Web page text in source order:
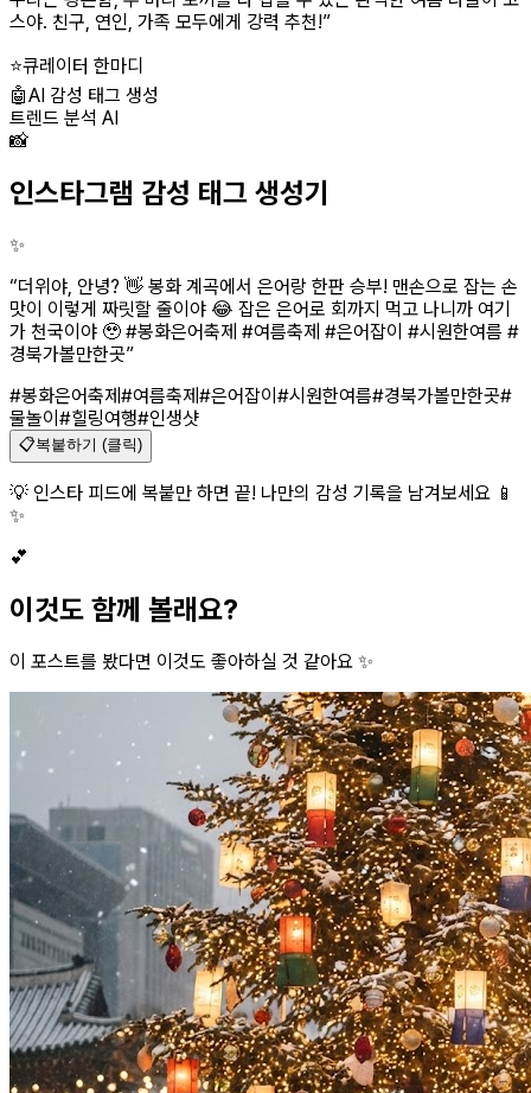
스야. 친구, 연인, 가족 모두에게 강력 추천!”
⭐큐레이터 한마디
🤖AI 감성 태그 생성
트렌드 분석 AI
📸
인스타그램 감성 태그 생성기
✨
“더위야, 안녕? 👋 봉화 계곡에서 은어랑 한판 승부! 맨손으로 잡는 손
맛이 이렇게 짜릿할 줄이야 😂 잡은 은어로 회까지 먹고 나니까 여기
가 천국이야 🥹 #봉화은어축제 #여름축제 #은어잡이 #시원한여름 #
경북가볼만한곳”
#봉화은어축제#여름축제#은어잡이 #시원한여름#경북가볼만한곳#
물놀이 #힐링여행#인생샷
📋복붙하기 (클릭)
💡 인스타 피드에 복붙만 하면 끝! 나만의 감성 기록을 남겨보세요 📱
✨
💕
이것도 함께 볼래요?
이 포스트를 봤다면 이것도 좋아하실 것 같아요 ✨